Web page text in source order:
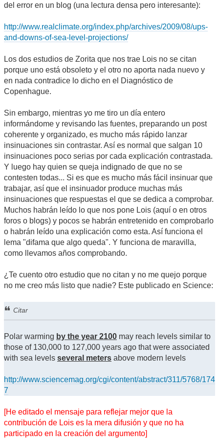
del error en un blog (una lectura densa pero interesante):
http://www.realclimate.org/index.php/archives/2009/08/ups-
and-downs-of-sea-level-projections/
Los dos estudios de Zorita que nos trae Lois no se citan
porque uno está obsoleto y el otro no aporta nada nuevo y
en nada contradice lo dicho en el Diagnóstico de
Copenhague.
Sin embargo, mientras yo me tiro un día entero
informándome y revisando las fuentes, preparando un post
coherente y organizado, es mucho más rápido lanzar
insinuaciones sin contrastar. Así es normal que salgan 10
insinuaciones poco serias por cada explicación contrastada.
Y luego hay quien se queja indignado de que no se
contesten todas... Si es que es mucho más fácil insinuar que
trabajar, así que el insinuador produce muchas más
insinuaciones que respuestas el que se dedica a comprobar.
Muchos habrán leído lo que nos pone Lois (aquí o en otros
foros o blogs) y pocos se habrán entretenido en comprobarlo
o habrán leído una explicación como esta. Así funciona el
lema "difama que algo queda". Y funciona de maravilla,
como llevamos años comprobando.
¿Te cuento otro estudio que no citan y no me quejo porque
no me creo más listo que nadie? Este publicado en Science:
Citar
Polar warming by the year 2100 may reach levels similar to
those of 130,000 to 127,000 years ago that were associated
with sea levels several meters above modern levels
http://www.sciencemag.org/cgi/content/abstract/311/5768/174
7
[He editado el mensaje para reflejar mejor que la
contribución de Lois es la mera difusión y que no ha
participado en la creación del argumento]